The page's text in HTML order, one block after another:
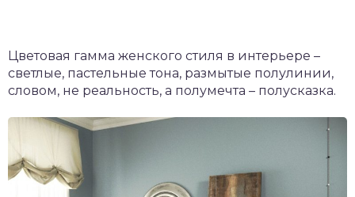
Цветовая гамма женского стиля в интерьере –
светлые, пастельные тона, размытые полулинии,
словом, не реальность, а полумечта – полусказка.